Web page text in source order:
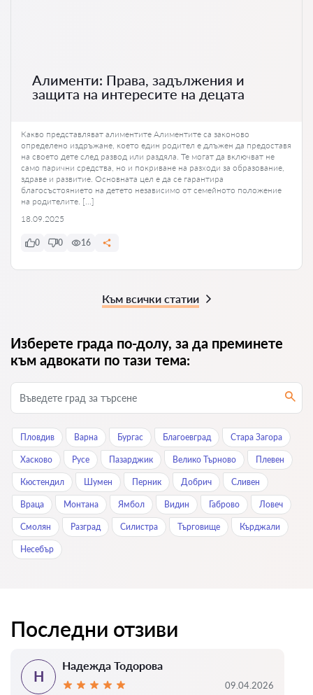
Алименти: Права, задължения и
защита на интересите на децата
Какво представляват алиментите Алиментите са законово
определено издръжане, което един родител е длъжен да предоставя
на своето дете след развод или раздяла. Те могат да включват не
само парични средства, но и покриване на разходи за образование,
здраве и развитие. Основната цел е да се гарантира
благосъстоянието на детето независимо от семейното положение
на родителите. […]
18.09.2025
0 0 16
Към всички статии
Изберете града по-долу, за да преминете
към адвокати по тази тема:
Пловдив Варна Бургас Благоевград Стара Загора
Хасково Русе Пазарджик Велико Търново Плевен
Кюстендил Шумен Перник Добрич Сливен
Враца Монтана Ямбол Видин Габрово Ловеч
Смолян Разград Силистра Търговище Кърджали
Нeсeбър
Последни отзиви
Н
Надежда Тодорова
09.04.2026